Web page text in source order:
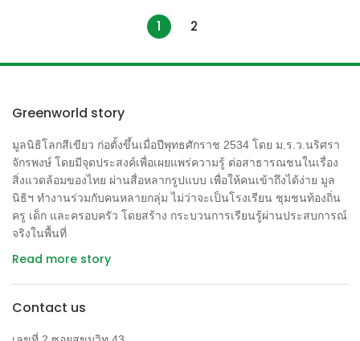
ขึ้นอยู่รวมกันทำให้มันสามารถทรงตัวได้ดีขึ้น รูปทรงของกอไผ่
จำลองมาจากกอหญ้าเล็กๆที่เราคุ้นเคย เพราะความจริงไผ่คือ
อาหารสำคัญของสัตว์กินพืชตั้งแต่อ้นเม่นหมูป่าไปจนถึงเก้งกวาง
แหล่งอาศัยของสัตว์ใกล้สูญพันธุ์ของโลกหลายชนิดเช่น แพนด้า
ค้างคาวป่าไผ่ (จีน) ในอเมซอนมีรายงานว่านกอย่างน้อย 34 ชนิด
พึ่งพาอาศัยป่าไผ่โดยเฉพาะยังไม่นับเห็ดรากว่าพันชนิดที่พบขึ้น
อยู่กับกอไผ่หลายชนิดมีความเฉพาะเจาะจงกับไผ่ชนิดนั้นๆ ไผ่
สามารถโตได้ในสภาพแวดล้อมที่หลากหลายมาก ตั้งแต่เขตแห้ง
แล้งไปจนถึงพื้นที่ชื้นแฉะหรือบนภูเขาสูง เพราะโดยธรรมชาติไผ่
มากกว่า 60 ชนิด แต่มนุษย์นำมาใช้ประโยชน์อย่างแพร่หลาย
ประมาณ 10-20 ชนิดเท่านั้นเราจึงยังมีโอกาสศึกษาวิจัยคัดเลือก
สายพันธุ์และพัฒนาการใช้ประโยชน์จากไผ่ได้อีกมากมาย ไผ่เป็น
1 2
Greenworld story
มูลนิธิโลกสีเขียว ก่อตั้งขึ้นเมื่อปีพุทธศักราช 2534 โดย ม.ร.ว.นริศรา
จักรพงษ์ โดยมีจุดประสงค์เพื่อเผยแพร่ความรู้ ต่อสาธารณชนในเรื่อง
สิ่งแวดล้อมของไทย ผ่านสื่อหลากรูปแบบ เพื่อให้คนเข้าถึงได้ง่าย มูล
นิธิฯ ทำงานร่วมกับคนหลายกลุ่ม ไม่ว่าจะเป็นโรงเรียน ชุมชนท้องถิ่น
ครู เด็ก และครอบครัว โดยสร้าง กระบวนการเรียนรู้ผ่านประสบการณ์
จริงในพื้นที่
Read more story
Contact us